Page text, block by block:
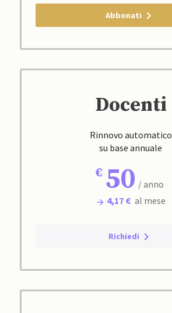
Abbonati
Docenti
Rinnovo automatico
su base annuale
50 / anno
4,17 € al mese
Richiedi